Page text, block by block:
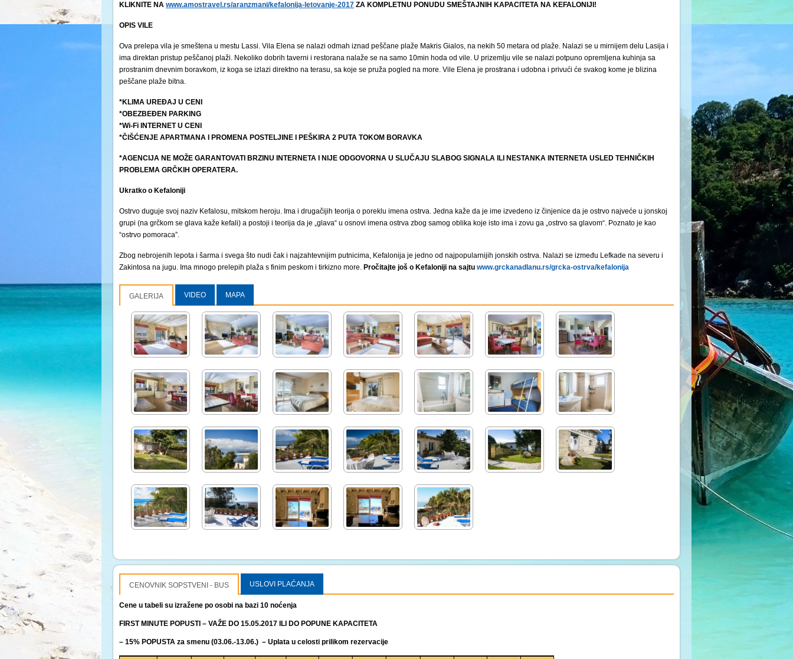
KLIKNITE NA www.amostravel.rs/aranzmani/kefalonija-letovanje-2017 ZA KOMPLETNU PONUDU SMEŠTAJNIH KAPACITETA NA KEFALONIJI!
OPIS VILE
Ova prelepa vila je smeštena u mestu Lassi. Vila Elena se nalazi odmah iznad peščane plaže Makris Gialos, na nekih 50 metara od plaže. Nalazi se u mirnijem delu Lasija i
ima direktan pristup peščanoj plaži. Nekoliko dobrih taverni i restorana nalaže se na samo 10min hoda od vile. U prizemlju vile se nalazi potpuno opremljena kuhinja sa
prostranim dnevnim boravkom, iz koga se izlazi direktno na terasu, sa koje se pruža pogled na more. Vile Elena je prostrana i udobna i privući će svakog kome je blizina
peščane plaže bitna.
*KLIMA UREĐAJ U CENI
*OBEZBEĐEN PARKING
*Wi-Fi INTERNET U CENI
*ČIŠĆENJE APARTMANA I PROMENA POSTELJINE I PEŠKIRA 2 PUTA TOKOM BORAVKA
*AGENCIJA NE MOŽE GARANTOVATI BRZINU INTERNETA I NIJE ODGOVORNA U SLUČAJU SLABOG SIGNALA ILI NESTANKA INTERNETA USLED TEHNIČKIH
PROBLEMA GRČKIH OPERATERA.
Ukratko o Kefaloniji
Ostrvo duguje svoj naziv Kefalosu, mitskom heroju. Ima i drugačijih teorija o poreklu imena ostrva. Jedna kaže da je ime izvedeno iz činjenice da je ostrvo najveće u jonskoj
grupi (na grčkom se glava kaže kefali) a postoji i teorija da je „glava“ u osnovi imena ostrva zbog samog oblika koje isto ima i zovu ga „ostrvo sa glavom“. Poznato je kao
“ostrvo pomoraca”.
Zbog nebrojenih lepota i šarma i svega što nudi čak i najzahtevnijim putnicima, Kefalonija je jedno od najpopularnijih jonskih ostrva. Nalazi se između Lefkade na severu i
Zakintosa na jugu. Ima mnogo prelepih plaža s finim peskom i tirkizno more. Pročitajte još o Kefaloniji na sajtu www.grckanadlanu.rs/grcka-ostrva/kefalonija
GALERIJA VIDEO MAPA
CENOVNIK SOPSTVENI - BUS USLOVI PLAĆANJA
Cene u tabeli su izražene po osobi na bazi 10 noćenja
FIRST MINUTE POPUSTI – VAŽE DO 15.05.2017 ILI DO POPUNE KAPACITETA
– 15% POPUSTA za smenu (03.06.-13.06.) – Uplata u celosti prilikom rezervacije